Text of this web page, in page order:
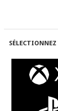
SÉLECTIONNEZ